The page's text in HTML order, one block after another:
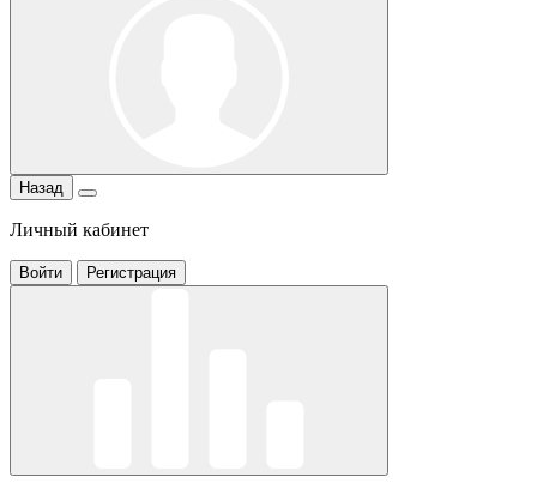
Назад
Личный кабинет
Войти Регистрация